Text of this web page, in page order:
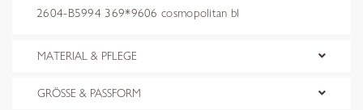
2604-B5994 369*9606 cosmopolitan bl
MATERIAL & PFLEGE
GRÖSSE & PASSFORM